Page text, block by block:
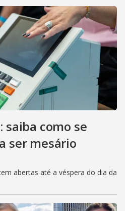
d
e
o
saiba como se
ser mesário
abertas até a véspera do dia da